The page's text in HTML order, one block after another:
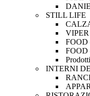
STILL LIFE
FOOD
FOOD
INTERNI